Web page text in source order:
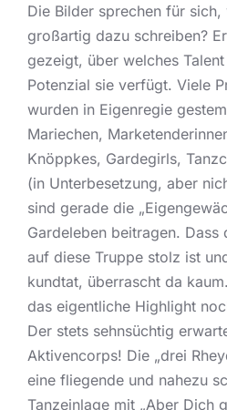
Die Bilder sprechen für sich,
großartig dazu schreiben?
gezeigt, über welches
Potenzial sie verfügt. Viele
wurden in Eigenregie
Mariechen,
Knöppkes, Gardegirls,
(in Unterbesetzung, aber
sind gerade die
Gardeleben beitragen. Dass
auf diese Truppe stolz ist
kundtat, überrascht da
das eigentliche Highlight
Der stets sehnsüchtig
Aktivencorps! Die „drei
eine fliegende und nahezu
Tanzeinlage mit „Aber Dich